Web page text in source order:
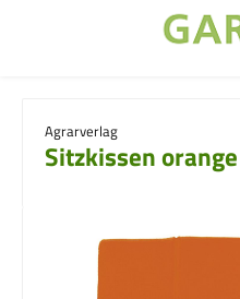
Agrarverlag
Sitzkissen orange
Bildergalerie überspringen